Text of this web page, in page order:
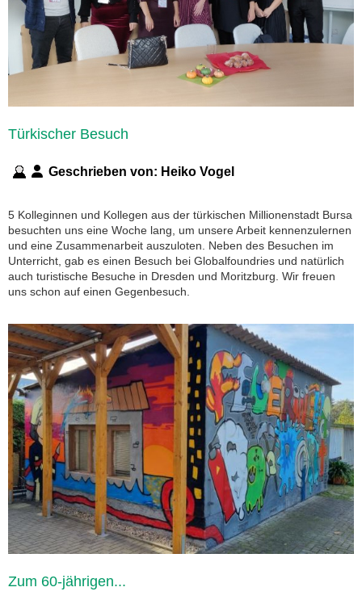
Türkischer Besuch
Geschrieben von: Heiko Vogel
5 Kolleginnen und Kollegen aus der türkischen Millionenstadt Bursa
besuchten uns eine Woche lang, um unsere Arbeit kennenzulernen
und eine Zusammenarbeit auszuloten. Neben des Besuchen im
Unterricht, gab es einen Besuch bei Globalfoundries und natürlich
auch turistische Besuche in Dresden und Moritzburg. Wir freuen
uns schon auf einen Gegenbesuch.
Zum 60-jährigen...